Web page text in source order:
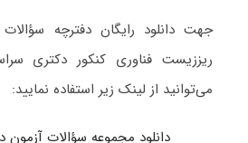
جهت دانلود رایگان دفترچه
می‌توانید از لینک زیر استفاده نمایید: